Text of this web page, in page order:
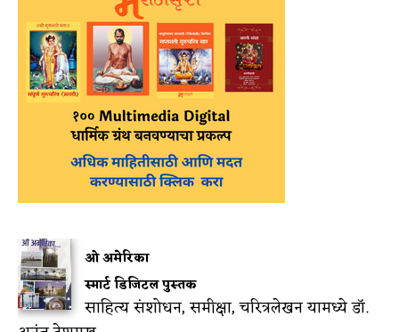
ओ अमेरिका
स्मार्ट डिजिटल पुस्तक
साहित्य संशोधन, समीक्षा, चरित्रलेखन यामध्ये डॉ.